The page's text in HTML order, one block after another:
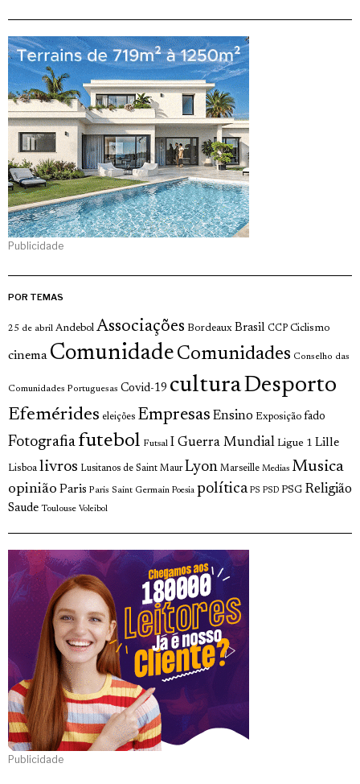
Publicidade
POR TEMAS
25 de abril Andebol Associações Bordeaux Brasil CCP Ciclismo
cinema Comunidade Comunidades Conselho das
Comunidades Portuguesas Covid-19 culturaDesporto
Efemérides eleições Empresas Ensino Exposição fado
Fotografia futebol Futsal I Guerra Mundial Ligue 1 Lille
Lisboa livros Lusitanos de Saint Maur Lyon Marseille Medias Musica
opinião Paris Paris Saint Germain Poesia política PS PSD PSG Religião
Saude Toulouse Voleibol
Publicidade